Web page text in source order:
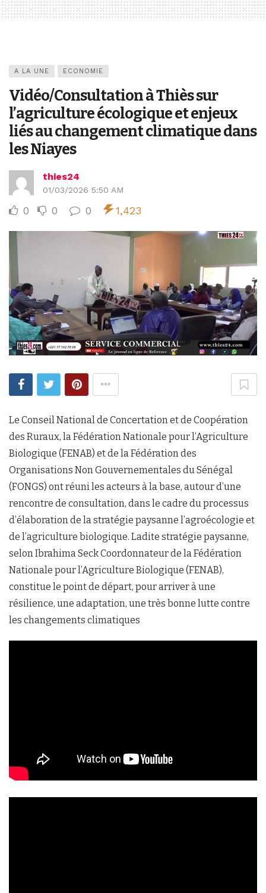
A LA UNE ECONOMIE
Vidéo/Consultation à Thiès sur
l’agriculture écologique et enjeux
liés au changement climatique dans
les Niayes
thies24
01/03/2026 5:50 AM
0 0 0 1,423
Le Conseil National de Concertation et de Coopération
des Ruraux, la Fédération Nationale pour l’Agriculture
Biologique (FENAB) et de la Fédération des
Organisations Non Gouvernementales du Sénégal
(FONGS) ont réuni les acteurs à la base, autour d’une
rencontre de consultation, dans le cadre du processus
d’élaboration de la stratégie paysanne l’agroécologie et
de l’agriculture biologique. Ladite stratégie paysanne,
selon Ibrahima Seck Coordonnateur de la Fédération
Nationale pour l’Agriculture Biologique (FENAB),
constitue le point de départ, pour arriver à une
résilience, une adaptation, une très bonne lutte contre
les changements climatiques